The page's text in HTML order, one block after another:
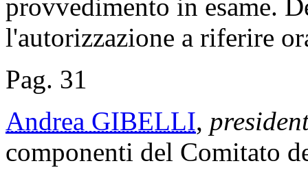
provvedimento in esame.
l'autorizzazione a riferire
Pag. 31
Andrea GIBELLI,
componenti del Comitato